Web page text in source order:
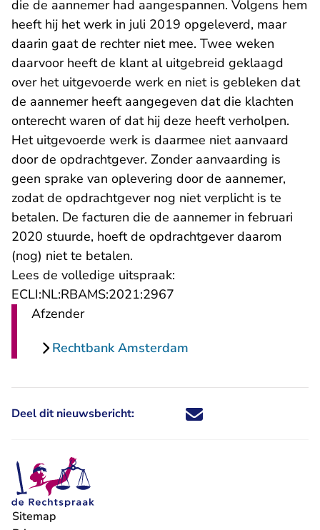
die de aannemer had aangespannen. Volgens hem
heeft hij het werk in juli 2019 opgeleverd, maar
daarin gaat de rechter niet mee. Twee weken
daarvoor heeft de klant al uitgebreid geklaagd
over het uitgevoerde werk en niet is gebleken dat
de aannemer heeft aangegeven dat die klachten
onterecht waren of dat hij deze heeft verholpen.
Het uitgevoerde werk is daarmee niet aanvaard
door de opdrachtgever. Zonder aanvaarding is
geen sprake van oplevering door de aannemer,
zodat de opdrachtgever nog niet verplicht is te
betalen. De facturen die de aannemer in februari
2020 stuurde, hoeft de opdrachtgever daarom
(nog) niet te betalen.
Lees de volledige uitspraak:
ECLI:NL:RBAMS:2021:2967
Afzender
Rechtbank Amsterdam
Deel dit nieuwsbericht: Deel dit nieuwsbericht via X -
Deel dit nieuwsbericht via
Deel dit nieuwsbericht
Deel dit
Sitemap